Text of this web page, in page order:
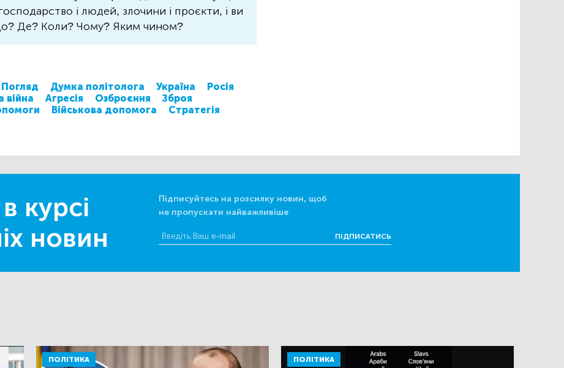
господарство і людей, злочини і проєкти, і ви
Де? Коли? Чому? Яким чином?
Погляд Думка політолога Україна
Росія
війна Агресія Озброєння
Зброя
Військова допомога Стратегія
курсі
новин
Підписуйтесь на розсилку новин, щоб
не пропускати найважливіше
ПІДПИСАТИСЬ
ПОЛІТИКА ПОЛІТИКА